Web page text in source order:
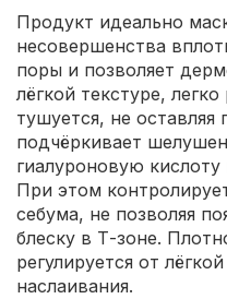
Продукт идеально
несовершенства
поры и позволяет
лёгкой текстуре,
тушуется, не оставляя
подчёркивает
гиалуроновую
При этом
себума, не позволяя
блеску в Т-зоне.
регулируется от
наслаивания.